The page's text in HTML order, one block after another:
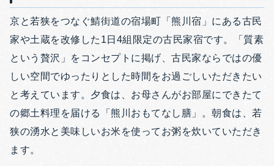
京と若狭をつなぐ鯖街道の宿場町「熊川宿」にある古民
家や土蔵を改修した1日4組限定の古民家宿です。「質素
という贅沢」をコンセプトに掲げ、古民家ならではの優
しい空間でゆったりとした時間をお過ごしいただきたい
と考えています。夕食は、お母さんがお部屋にできたて
の郷土料理を届ける「熊川おもてなし膳」。朝食は、若
狭の湧水と美味しいお米を使ってお粥を炊いていただき
ます。